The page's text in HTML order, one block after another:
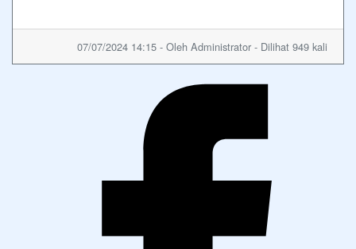
07/07/2024 14:15 - Oleh Administrator - Dilihat 949 kali